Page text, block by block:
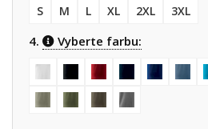
S
M L XL 2XL 3XL
4. Vyberte farbu: